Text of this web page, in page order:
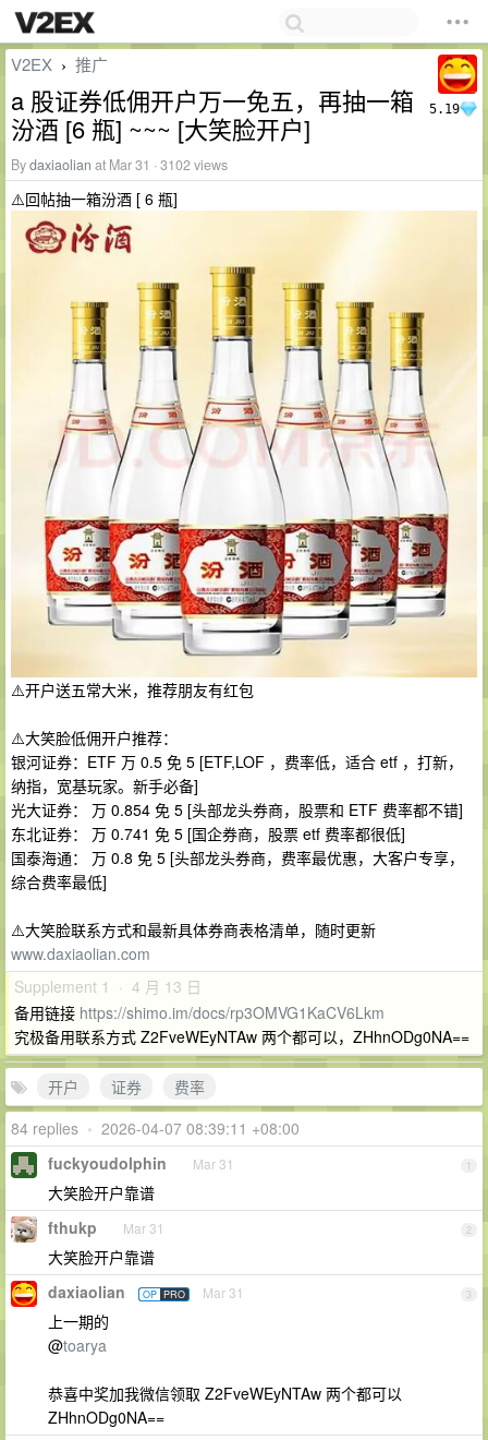
5.19
V2EX › 推广
a 股证券低佣开户万一免五，再抽一箱
汾酒 [6 瓶] ~~~ [大笑脸开户]
Bydaxiaolian at Mar 31 · 3102 views
⚠️回帖抽一箱汾酒 [ 6 瓶]
⚠️开户送五常大米，推荐朋友有红包
⚠️大笑脸低佣开户推荐：
银河证券：ETF 万 0.5 免 5 [ETF,LOF ，费率低，适合 etf ，打新，
纳指，宽基玩家。新手必备]
光大证券： 万 0.854 免 5 [头部龙头券商，股票和 ETF 费率都不错]
东北证券： 万 0.741 免 5 [国企券商，股票 etf 费率都很低]
国泰海通： 万 0.8 免 5 [头部龙头券商，费率最优惠，大客户专享，
综合费率最低]
⚠️大笑脸联系方式和最新具体券商表格清单，随时更新
www.daxiaolian.com
Supplement 1 · 4 月 13 日
备用链接 https://shimo.im/docs/rp3OMVG1KaCV6Lkm
究极备用联系方式 Z2FveWEyNTAw 两个都可以，ZHhnODg0NA==
开户 证券
费率
84 replies • 2026-04-07 08:39:11 +08:00
1
fuckyoudolphin Mar 31
大笑脸开户靠谱
2
fthukp Mar 31
大笑脸开户靠谱
3
daxiaolian OP PRO Mar 31
上一期的
@toarya
恭喜中奖加我微信领取 Z2FveWEyNTAw 两个都可以
ZHhnODg0NA==